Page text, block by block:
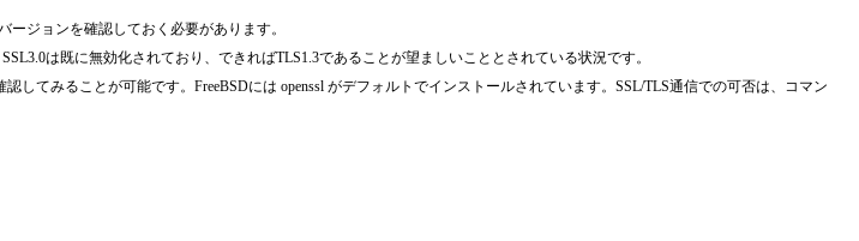
ージョンを確認しておく必要があります。
は既に無効化されており、できればTLS1.3であることが望ましいこととされている状況です。
してみることが可能です。FreeBSDには openssl がデフォルトでインストールされています。SSL/TLS通信での可否は、コマン